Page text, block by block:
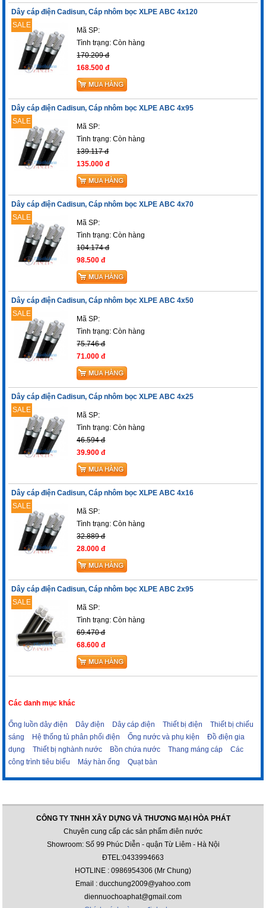
Dây cáp điện Cadisun, Cáp nhôm bọc XLPE ABC 4x120
SALE
Mã SP:
Tình trạng:Còn hàng
170.209 đ
168.500 đ
Dây cáp điện Cadisun, Cáp nhôm bọc XLPE ABC 4x95
SALE
Mã SP:
Tình trạng:Còn hàng
139.117 đ
135.000 đ
Dây cáp điện Cadisun, Cáp nhôm bọc XLPE ABC 4x70
SALE
Mã SP:
Tình trạng:Còn hàng
104.174 đ
98.500 đ
Dây cáp điện Cadisun, Cáp nhôm bọc XLPE ABC 4x50
SALE
Mã SP:
Tình trạng:Còn hàng
75.746 đ
71.000 đ
Dây cáp điện Cadisun, Cáp nhôm bọc XLPE ABC 4x25
SALE
Mã SP:
Tình trạng:Còn hàng
46.594 đ
39.900 đ
Dây cáp điện Cadisun, Cáp nhôm bọc XLPE ABC 4x16
SALE
Mã SP:
Tình trạng:Còn hàng
32.889 đ
28.000 đ
Dây cáp điện Cadisun, Cáp nhôm bọc XLPE ABC 2x95
SALE
Mã SP:
Tình trạng:Còn hàng
69.470 đ
68.600 đ
Các danh mục khác
Ống luồn dây điện Dây điện Dây cáp điện Thiết bị điện
Thiết bị chiếu
sáng
Hệ thống tủ phân phối điện Ống nước và phụ kiện
Đồ điện gia
dụng
Thiết bị nghành nước Bồn chứa nước Thang máng cáp
Các
công trình tiêu biểu
Máy hàn ống Quạt bàn
CÔNG TY TNHH XÂY DỰNG VÀ THƯƠNG MẠI HÒA PHÁT
Chuyên cung cấp các sản phẩm điên nước
Showroom: Số 99 Phúc Diễn - quận Từ Liêm - Hà Nội
ĐTEL:0433994663
HOTLINE : 0986954306 (Mr Chung)
Email : ducchung2009@yahoo.com
diennuochoaphat@gmail.com